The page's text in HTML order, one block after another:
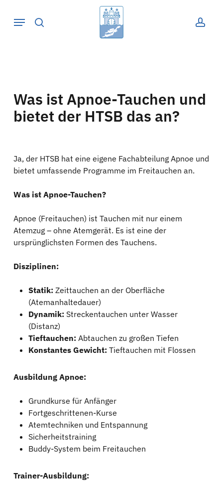
Menu
Was ist Apnoe-Tauchen und
bietet der HTSB das an?
Ja, der HTSB hat eine eigene Fachabteilung Apnoe und
bietet umfassende Programme im Freitauchen an.
Was ist Apnoe-Tauchen?
Apnoe (Freitauchen) ist Tauchen mit nur einem
Atemzug – ohne Atemgerät. Es ist eine der
ursprünglichsten Formen des Tauchens.
Disziplinen:
Statik: Zeittauchen an der Oberfläche
(Atemanhaltedauer)
Dynamik: Streckentauchen unter Wasser
(Distanz)
Tieftauchen: Abtauchen zu großen Tiefen
Konstantes Gewicht: Tieftauchen mit Flossen
Ausbildung Apnoe:
Grundkurse für Anfänger
Fortgeschrittenen-Kurse
Atemtechniken und Entspannung
Sicherheitstraining
Buddy-System beim Freitauchen
Trainer-Ausbildung: